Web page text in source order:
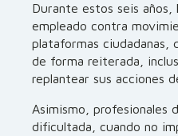
Durante estos seis años,
empleado contra
plataformas ciudadanas,
de forma reiterada,
replantear sus acciones
Asimismo, profesionales
dificultada, cuando no